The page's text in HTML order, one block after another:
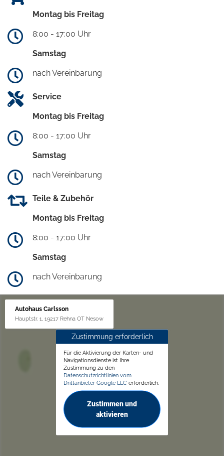
Montag bis Freitag
8:00 - 17:00 Uhr
Samstag
nach Vereinbarung
Service
Montag bis Freitag
8:00 - 17:00 Uhr
Samstag
nach Vereinbarung
Teile & Zubehör
Montag bis Freitag
8:00 - 17:00 Uhr
Samstag
nach Vereinbarung
Autohaus Carlsson
Hauptstr. 1, 19217 Rehna OT Nesow
Zustimmung erforderlich
Für die Aktivierung der Karten- und
Navigationsdienste ist Ihre
Zustimmung zu den
Datenschutzrichtlinien vom
Drittanbieter Google LLC erforderlich.
Zustimmen und
aktivieren